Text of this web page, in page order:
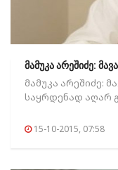
მამუკა არეშიძე:
მამუკა არეშიძე:
საყრდენად აღარ
15-10-2015, 07:58